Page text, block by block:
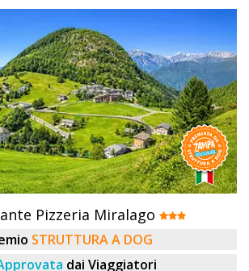
Pizzeria Miralago
STRUTTURA A DOG
dai Viaggiatori